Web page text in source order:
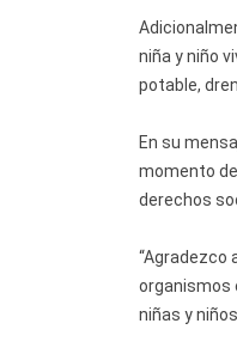
niña y niño
potable,
En su
momento
derechos
“Agradezco
organismos
niñas y